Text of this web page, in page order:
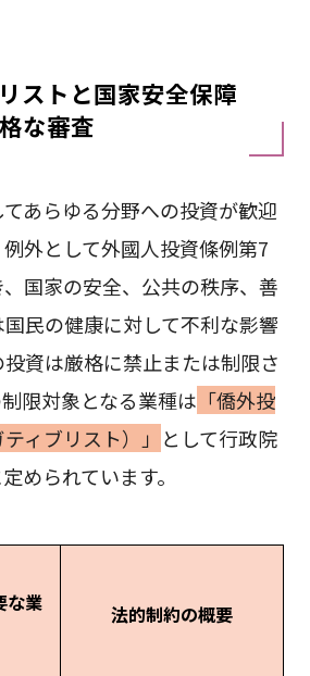
ストと国家安全保障
な審査
あらゆる分野への投資が歓迎
外として外國人投資條例第7
国家の安全、公共の秩序、善
民の健康に対して不利な影響
資は厳格に禁止または制限さ
限対象となる業種は 「僑外投
ィブリスト）」 として行政院
められています。
な業
法的制約の概要